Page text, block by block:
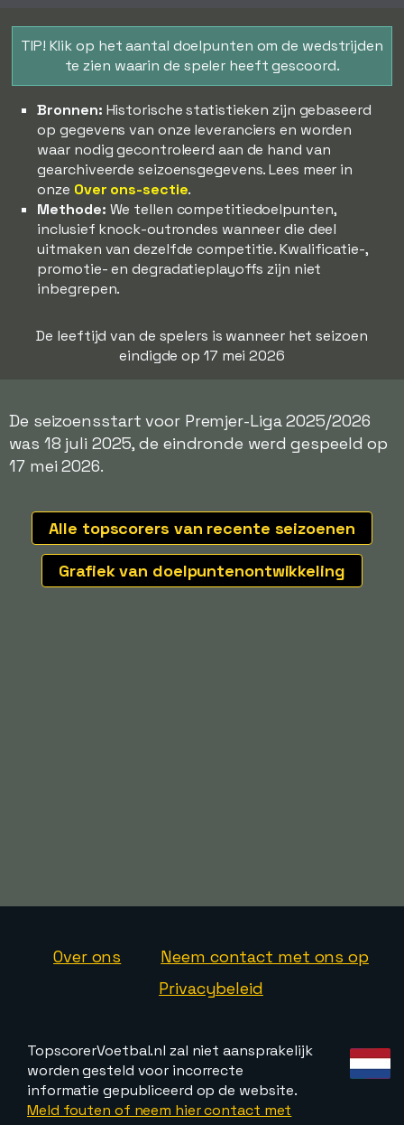
TIP! Klik op het aantal doelpunten om de wedstrijden
te zien waarin de speler heeft gescoord.
Bronnen: Historische statistieken zijn gebaseerd
op gegevens van onze leveranciers en worden
waar nodig gecontroleerd aan de hand van
gearchiveerde seizoensgegevens. Lees meer in
onze Over ons-sectie.
Methode: We tellen competitiedoelpunten,
inclusief knock-outrondes wanneer die deel
uitmaken van dezelfde competitie. Kwalificatie-,
promotie- en degradatieplayoffs zijn niet
inbegrepen.
De leeftijd van de spelers is wanneer het seizoen
eindigde op 17 mei 2026
De seizoensstart voor Premjer-Liga 2025/2026
was 18 juli 2025, de eindronde werd gespeeld op
17 mei 2026.
Alle topscorers van recente seizoenen
Grafiek van doelpuntenontwikkeling
Over ons
Neem contact met ons op
Privacybeleid
TopscorerVoetbal.nl zal niet aansprakelijk
worden gesteld voor incorrecte
informatie gepubliceerd op de website.
Meld fouten of neem hier contact met